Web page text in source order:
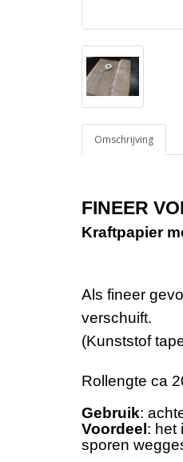
Omschrijving
FINEER
Kraftpapier
Als fineer
verschuift.
(Kunststof
Rollengte ca
Gebruik:
Voordeel : het
sporen